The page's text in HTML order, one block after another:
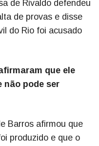
de Rivaldo defendeu
de provas e disse
do Rio foi acusado
que ele
não pode ser
Barros afirmou que
produzido e que o